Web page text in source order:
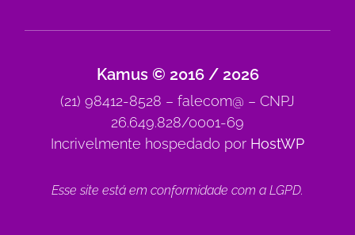
Kamus © 2016 / 2026
(21) 98412-8528 – falecom@ – CNPJ
26.649.828/0001-69
Incrivelmente hospedado por HostWP
Esse site está em conformidade com a LGPD.